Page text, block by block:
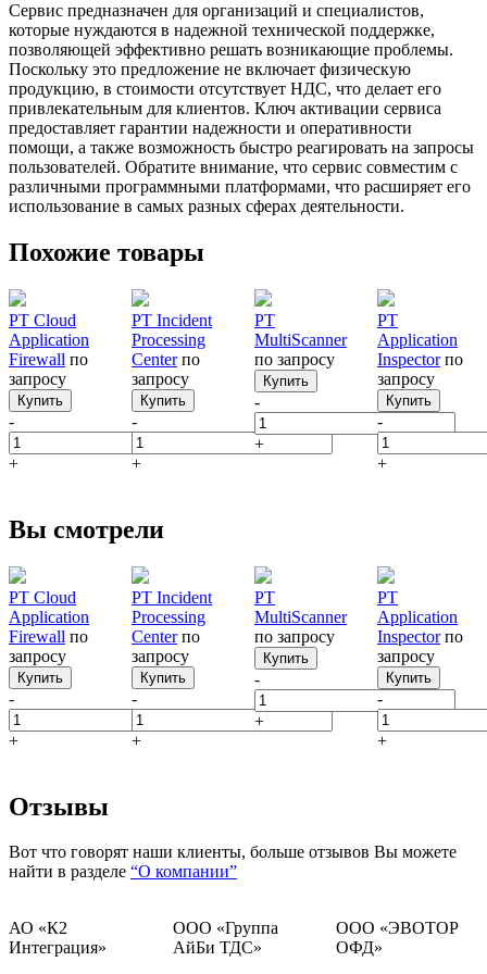
Сервис предназначен для организаций и специалистов,
которые нуждаются в надежной технической поддержке,
позволяющей эффективно решать возникающие проблемы.
Поскольку это предложение не включает физическую
продукцию, в стоимости отсутствует НДС, что делает его
привлекательным для клиентов. Ключ активации сервиса
предоставляет гарантии надежности и оперативности
помощи, а также возможность быстро реагировать на запросы
пользователей. Обратите внимание, что сервис совместим с
различными программными платформами, что расширяет его
использование в самых разных сферах деятельности.
Похожие товары
PT Cloud
Application
Firewall по
запросу
Купить
-
+
PT Incident
Processing
Center по
запросу
Купить
-
+
PT
MultiScanner
по запросу
Купить
-
+
PT
Application
Inspector по
запросу
Купить
-
+
Вы смотрели
PT Cloud
Application
Firewall по
запросу
Купить
-
+
PT Incident
Processing
Center по
запросу
Купить
-
+
PT
MultiScanner
по запросу
Купить
-
+
PT
Application
Inspector по
запросу
Купить
-
+
Отзывы
Вот что говорят наши клиенты, больше отзывов Вы можете
найти в разделе “О компании”
АО «К2
Интеграция»
ООО «Группа
АйБи ТДС»
ООО «ЭВОТОР
ОФД»